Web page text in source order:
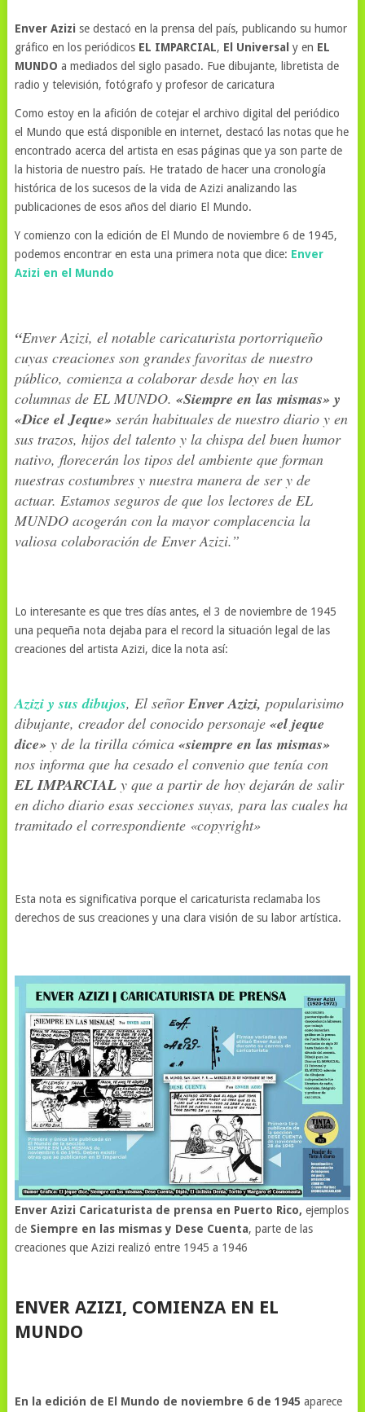
Enver Azizi se destacó en la prensa del país, publicando su humor
gráfico en los periódicos EL IMPARCIAL, El Universal y en EL
MUNDO a mediados del siglo pasado. Fue dibujante, libretista de
radio y televisión, fotógrafo y profesor de caricatura
Como estoy en la afición de cotejar el archivo digital del periódico
el Mundo que está disponible en internet, destacó las notas que he
encontrado acerca del artista en esas páginas que ya son parte de
la historia de nuestro país. He tratado de hacer una cronología
histórica de los sucesos de la vida de Azizi analizando las
publicaciones de esos años del diario El Mundo.
Y comienzo con la edición de El Mundo de noviembre 6 de 1945,
podemos encontrar en esta una primera nota que dice: Enver
Azizi en el Mundo
“Enver Azizi, el notable caricaturista portorriqueño
cuyas creaciones son grandes favoritas de nuestro
público, comienza a colaborar desde hoy en las
columnas de EL MUNDO. «Siempre en las mismas» y
«Dice el Jeque» serán habituales de nuestro diario y en
sus trazos, hijos del talento y la chispa del buen humor
nativo, florecerán los tipos del ambiente que forman
nuestras costumbres y nuestra manera de ser y de
actuar. Estamos seguros de que los lectores de EL
MUNDO acogerán con la mayor complacencia la
valiosa colaboración de Enver Azizi.”
Lo interesante es que tres días antes, el 3 de noviembre de 1945
una pequeña nota dejaba para el record la situación legal de las
creaciones del artista Azizi, dice la nota así:
Azizi y sus dibujos, El señorEnver Azizi, popularisimo
dibujante, creador del conocido personaje «el jeque
dice» y de la tirilla cómica «siempre en las mismas»
nos informa que ha cesado el convenio que tenía con
EL IMPARCIALy que a partir de hoy dejarán de salir
en dicho diario esas secciones suyas, para las cuales ha
tramitado el correspondiente «copyright»
Esta nota es significativa porque el caricaturista reclamaba los
derechos de sus creaciones y una clara visión de su labor artística.
Enver Azizi Caricaturista de prensa en Puerto Rico, ejemplos
de Siempre en las mismas y Dese Cuenta, parte de las
creaciones que Azizi realizó entre 1945 a 1946
ENVER AZIZI, COMIENZA EN EL
MUNDO
En la edición de El Mundo de noviembre 6 de 1945 aparece